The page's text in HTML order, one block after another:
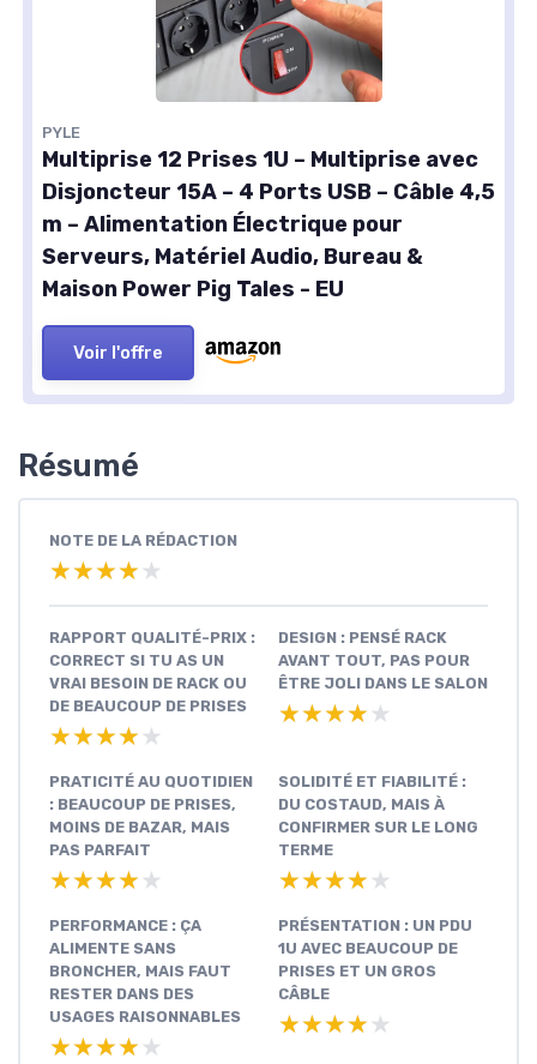
PYLE
Multiprise 12 Prises 1U – Multiprise avec
Disjoncteur 15A – 4 Ports USB – Câble 4,5
m – Alimentation Électrique pour
Serveurs, Matériel Audio, Bureau &
Maison Power Pig Tales - EU
Voir l'offre
Résumé
NOTE DE LA RÉDACTION
★★★★★
★★★★★
RAPPORT QUALITÉ-PRIX :
CORRECT SI TU AS UN
VRAI BESOIN DE RACK OU
DE BEAUCOUP DE PRISES
★★★★★
★★★★★
DESIGN : PENSÉ RACK
AVANT TOUT, PAS POUR
ÊTRE JOLI DANS LE SALON
★★★★★
★★★★★
PRATICITÉ AU QUOTIDIEN
: BEAUCOUP DE PRISES,
MOINS DE BAZAR, MAIS
PAS PARFAIT
★★★★★
★★★★★
SOLIDITÉ ET FIABILITÉ :
DU COSTAUD, MAIS À
CONFIRMER SUR LE LONG
TERME
★★★★★
★★★★★
PERFORMANCE : ÇA
ALIMENTE SANS
BRONCHER, MAIS FAUT
RESTER DANS DES
USAGES RAISONNABLES
★★★★★
★★★★★
PRÉSENTATION : UN PDU
1U AVEC BEAUCOUP DE
PRISES ET UN GROS
CÂBLE
★★★★★
★★★★★